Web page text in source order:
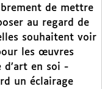
de mettre
au regard de
souhaitent voir
les œuvres
d’art en soi -
un éclairage